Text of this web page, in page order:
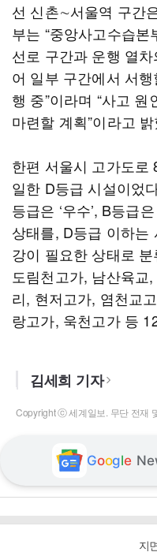
선 신촌∼서울역 구간
부는 “중앙사고수습
선로 구간과 운행 열
어 일부 구간에서 서
행 중”이라며 “사고
마련할 계획”이라고
한편 서울시 고가도로
일한 D등급 시설이었
등급은 ‘우수’, B등급
상태를, D등급 이하는
강이 필요한 상태로
도림천고가, 남산육
리, 현저고가, 염천교
랑고가, 욱천고가 등
김세희 기자
Copyright ⓒ 세계일보. 무단 전재
Google
지